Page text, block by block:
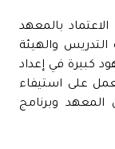
بالمعهد
والهيئة
كبيرة في إعداد
على استيفاء
المعهد وبرنامج